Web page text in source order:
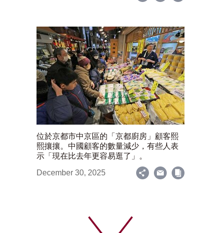
位於京都市中京區的「京都廚房」顧客熙
熙攘攘。中國顧客的數量減少，有些人表
示「現在比去年更容易逛了」。
December 30, 2025